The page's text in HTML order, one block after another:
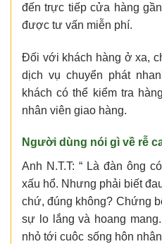
đến trực tiếp cửa hàng
được tư vấn miễn phí.
Đối với khách hàng ở xa,
dịch vụ chuyển phát
khách có thể kiểm tra
nhân viên giao hàng.
Người dùng nói gì về rễ
Anh N.T.T: “ Là đàn ông
xấu hổ. Nhưng phải biết
chứ, đúng không? Chứng
sự lo lắng và hoang
nhỏ tới cuôc sống hôn